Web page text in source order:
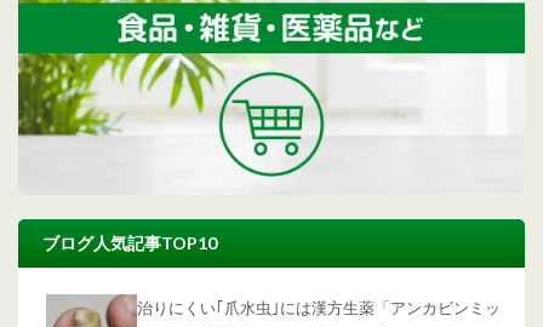
ブログ人気記事TOP10
治りにくい｢爪水虫｣には漢方生薬「アンカビンミッ